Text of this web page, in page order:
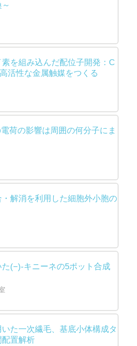
を組み込んだ配位子開発：C
活性な金属触媒をつくる
荷の影響は周囲の何分子にま
解消を利用した細胞外小胞の
(−)-キニーネの5ポット合成
た一次繊毛、基底小体構成タ
配置解析